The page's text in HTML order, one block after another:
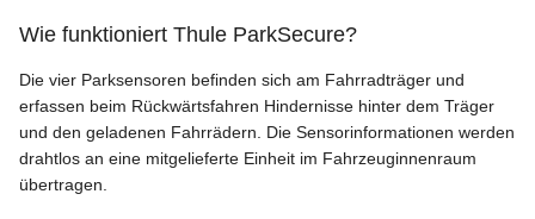
Wie funktioniert Thule ParkSecure?
Die vier Parksensoren befinden sich am Fahrradträger und
erfassen beim Rückwärtsfahren Hindernisse hinter dem Träger
und den geladenen Fahrrädern. Die Sensorinformationen werden
drahtlos an eine mitgelieferte Einheit im Fahrzeuginnenraum
übertragen.